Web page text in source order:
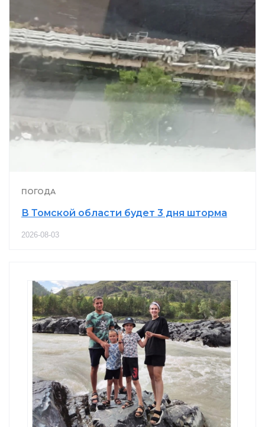
ПОГОДА
В Томской области будет 3 дня шторма
2026-08-03